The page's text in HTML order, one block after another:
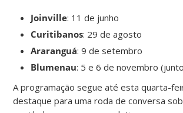
Joinville: 11 de junho
Curitibanos: 29 de agosto
Araranguá: 9 de setembro
Blumenau: 5 e 6 de novembro
A programação segue até esta quarta-
destaque para uma roda de conversa